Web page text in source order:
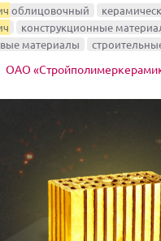
облицовочный
конструкционные
материалы
ОАО